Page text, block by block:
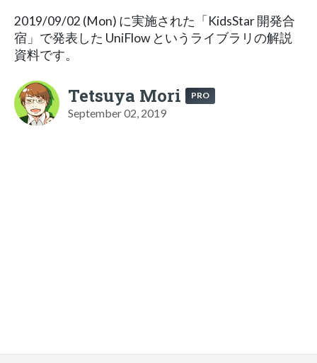
2019/09/02 (Mon) に実施された「KidsStar 開発合
宿」で発表した UniFlow というライブラリの解説
資料です。
Tetsuya Mori PRO
September 02, 2019